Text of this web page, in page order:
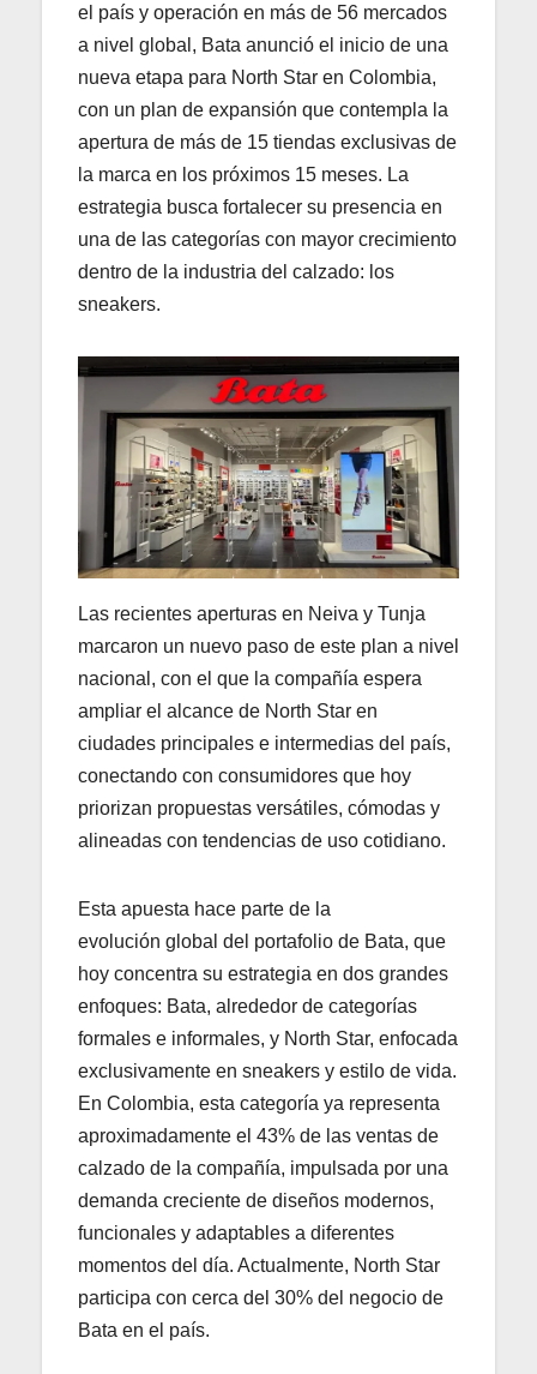
el país y operación en más de 56 mercados
a nivel global, Bata anunció el inicio de una
nueva etapa para North Star en Colombia,
con un plan de expansión que contempla la
apertura de más de 15 tiendas exclusivas de
la marca en los próximos 15 meses. La
estrategia busca fortalecer su presencia en
una de las categorías con mayor crecimiento
dentro de la industria del calzado: los
sneakers.
Las recientes aperturas en Neiva y Tunja
marcaron un nuevo paso de este plan a nivel
nacional, con el que la compañía espera
ampliar el alcance de North Star en
ciudades principales e intermedias del país,
conectando con consumidores que hoy
priorizan propuestas versátiles, cómodas y
alineadas con tendencias de uso cotidiano.
Esta apuesta hace parte de la
evolución global del portafolio de Bata, que
hoy concentra su estrategia en dos grandes
enfoques: Bata, alrededor de categorías
formales e informales, y North Star, enfocada
exclusivamente en sneakers y estilo de vida.
En Colombia, esta categoría ya representa
aproximadamente el 43% de las ventas de
calzado de la compañía, impulsada por una
demanda creciente de diseños modernos,
funcionales y adaptables a diferentes
momentos del día. Actualmente, North Star
participa con cerca del 30% del negocio de
Bata en el país.